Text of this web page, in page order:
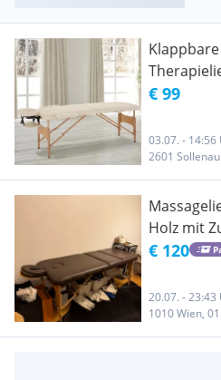
€ 99
03.07. - 14:56
2601 Sollenau
Holz mit
€ 120
20.07. - 23:43
1010 Wien,